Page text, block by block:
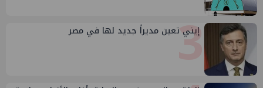
3
إيني تعين مديراً جديد لها في مصر